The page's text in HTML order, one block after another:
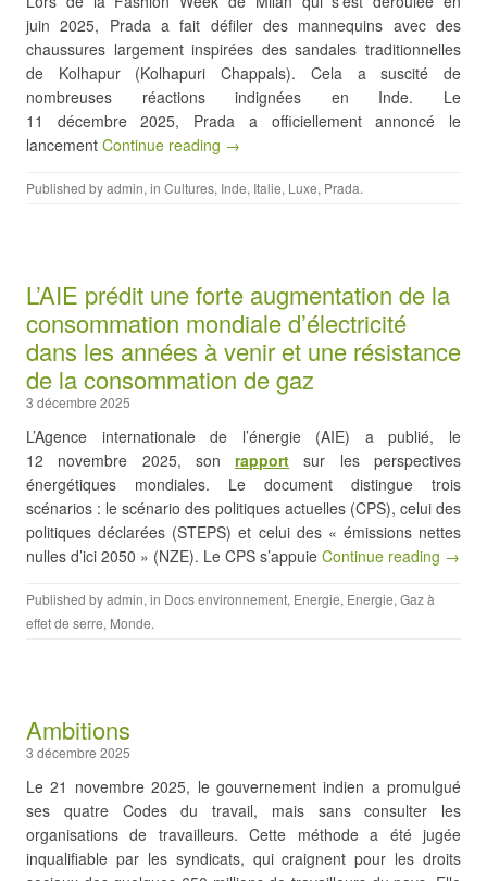
juin 2025, Prada a fait défiler des mannequins avec des
chaussures largement inspirées des sandales traditionnelles
de Kolhapur (Kolhapuri Chappals). Cela a suscité de
nombreuses réactions indignées en Inde. Le
11 décembre 2025, Prada a officiellement annoncé le
lancement Continue reading →
Published byadmin, in Cultures, Inde, Italie, Luxe, Prada.
L’AIE prédit une forte augmentation de la
consommation mondiale d’électricité
dans les années à venir et une résistance
de la consommation de gaz
3 décembre 2025
L’Agence internationale de l’énergie (AIE) a publié, le
12 novembre 2025, sonrapport sur les perspectives
énergétiques mondiales. Le document distingue trois
scénarios : le scénario des politiques actuelles (CPS), celui des
politiques déclarées (STEPS) et celui des « émissions nettes
nulles d’ici 2050 » (NZE). Le CPS s’appuie Continue reading →
Published byadmin, in Docs environnement, Energie, Energie, Gaz à
effet de serre, Monde.
Ambitions
3 décembre 2025
Le 21 novembre 2025, le gouvernement indien a promulgué
ses quatre Codes du travail, mais sans consulter les
organisations de travailleurs. Cette méthode a été jugée
inqualifiable par les syndicats, qui craignent pour les droits